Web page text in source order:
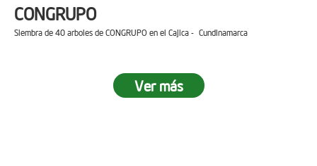
CONGRUPO
Siembra de 40 arboles de CONGRUPO en el Cajica - Cundinamarca
Ver más